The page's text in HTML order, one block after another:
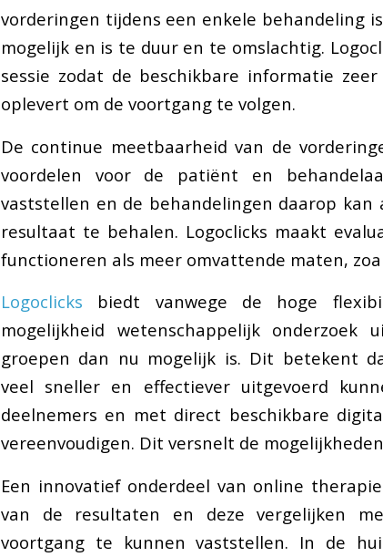
vorderingen tijdens een enkele behandeling
mogelijk en is te duur en te omslachtig.
sessie zodat de beschikbare informatie
oplevert om de voortgang te volgen.
De continue meetbaarheid van de
voordelen voor de patiënt en
vaststellen en de behandelingen daarop
resultaat te behalen. Logoclicks maakt
functioneren als meer omvattende maten,
Logoclicks biedt vanwege de hoge
mogelijkheid wetenschappelijk
groepen dan nu mogelijk is. Dit betekent
veel sneller en effectiever uitgevoerd
deelnemers en met direct beschikbare
vereenvoudigen. Dit versnelt de
Een innovatief onderdeel van online
van de resultaten en deze vergelijken
voortgang te kunnen vaststellen. In de